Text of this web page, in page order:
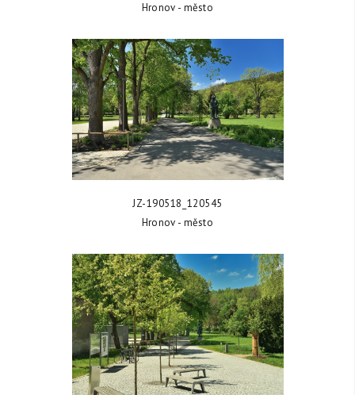
Hronov - město
ZOBRAZIT FOTKU
JZ-190518_120545
Hronov - město